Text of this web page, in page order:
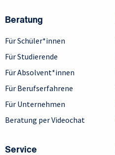
Beratung
Für Schüler*innen
Für Studierende
Für Absolvent*innen
Für Berufserfahrene
Für Unternehmen
Beratung per Videochat
Service